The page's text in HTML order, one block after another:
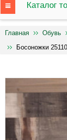
Каталог
Главная Обувь
Босоножки 25110